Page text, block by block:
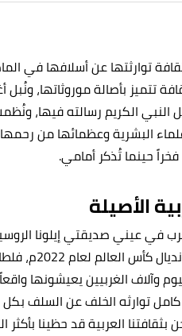
توارثتها عن أسلافها في
تتميز بأصالة موروثاتها،
النبي الكريم رسالته فيها،
البشرية وعظمائها من رحمها
حينما تُذكر أمامي.
الأصيلة
في عيني صديقتي إيلونا
المجاورة
وآلاف الغربيين يعيشونها
توارثه الخلف عن السلف بكل
بثقافتنا العربية قد حظينا